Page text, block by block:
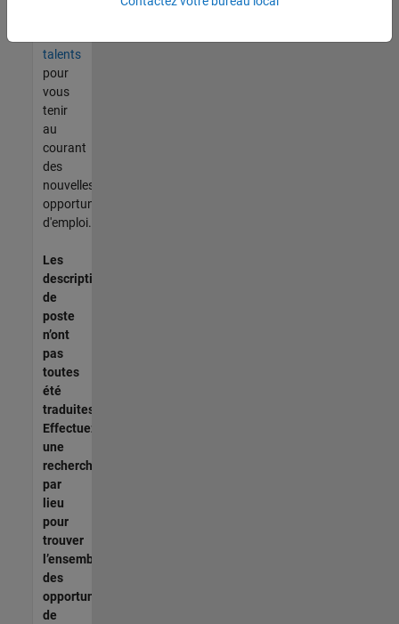
talents
pour
vous
tenir
au
courant
des
nouvelles
opportunités
d'emploi.
Les
descriptions
de
poste
n’ont
pas
toutes
été
traduites.
Effectuez
une
recherche
par
lieu
pour
trouver
l’ensemble
des
opportunités
de